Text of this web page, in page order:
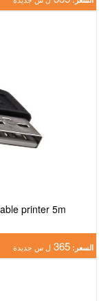
printer 5m
السعر: 365 ل س جديدة